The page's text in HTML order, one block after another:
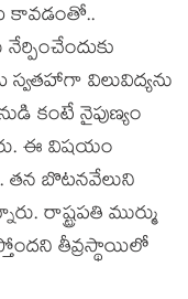
కావడంతో..
స్వతహాగా విలువిద్యను
కంటే నైపుణ్యం
ఈ విషయం
తన బొటనవేలుని
రాష్ట్రపతి ముర్ము
తీవ్ర‌స్థాయిలో